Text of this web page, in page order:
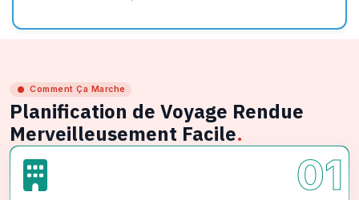
Comment Ça Marche
Planification de Voyage Rendue
Merveilleusement Facile.
01